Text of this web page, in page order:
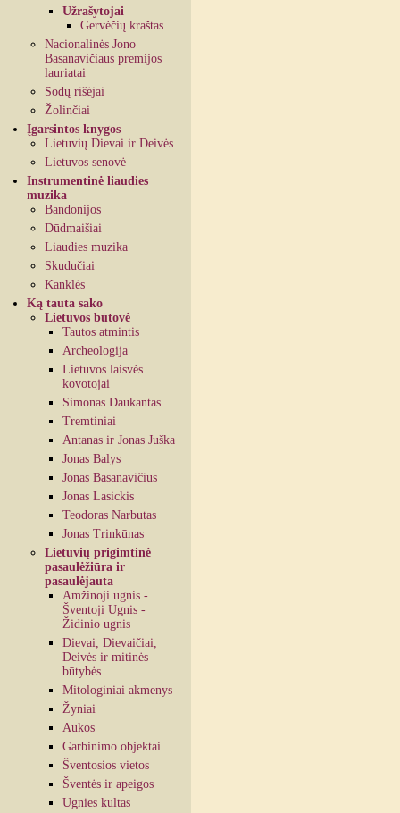
Užrašytojai
Gervėčių kraštas
Nacionalinės Jono
Basanavičiaus premijos
lauriatai
Sodų rišėjai
Žolinčiai
Įgarsintos knygos
Lietuvių Dievai ir Deivės
Lietuvos senovė
Instrumentinė liaudies
muzika
Bandonijos
Dūdmaišiai
Liaudies muzika
Skudučiai
Kanklės
Ką tauta sako
Lietuvos būtovė
Tautos atmintis
Archeologija
Lietuvos laisvės
kovotojai
Simonas Daukantas
Tremtiniai
Antanas ir Jonas Juška
Jonas Balys
Jonas Basanavičius
Jonas Lasickis
Teodoras Narbutas
Jonas Trinkūnas
Lietuvių prigimtinė
pasaulėžiūra ir
pasaulėjauta
Amžinoji ugnis -
Šventoji Ugnis -
Židinio ugnis
Dievai, Dievaičiai,
Deivės ir mitinės
būtybės
Mitologiniai akmenys
Žyniai
Aukos
Garbinimo objektai
Šventosios vietos
Šventės ir apeigos
Ugnies kultas